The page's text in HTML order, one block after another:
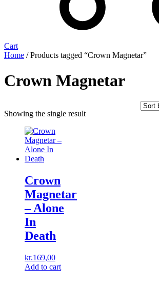
Cart
Home / Products tagged “Crown Magnetar”
Crown Magnetar
Showing the single result
Crown
Magnetar
‎– Alone
In
Death
kr.169,00
Add to cart